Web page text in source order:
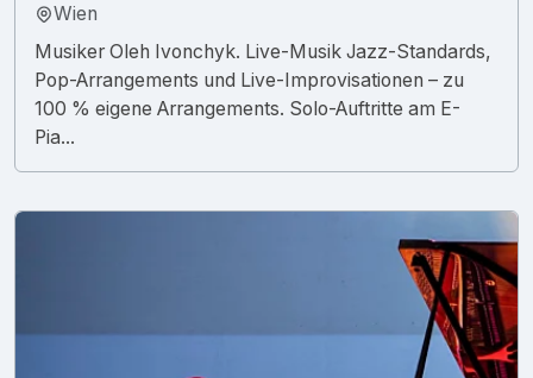
Wien
Musiker Oleh Ivonchyk. Live-Musik Jazz-Standards,
Pop-Arrangements und Live-Improvisationen – zu
100 % eigene Arrangements. Solo-Auftritte am E-
Pia...